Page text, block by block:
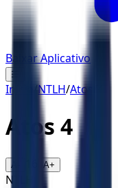
Baixar Aplicativo
☰
Início NTLH/Atos
Atos 4
A- A+
NTLH